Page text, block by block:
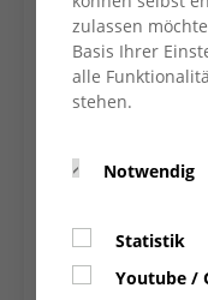
zulassen
Basis Ihrer
alle
stehen.
Notwendig
Statistik
Youtube /